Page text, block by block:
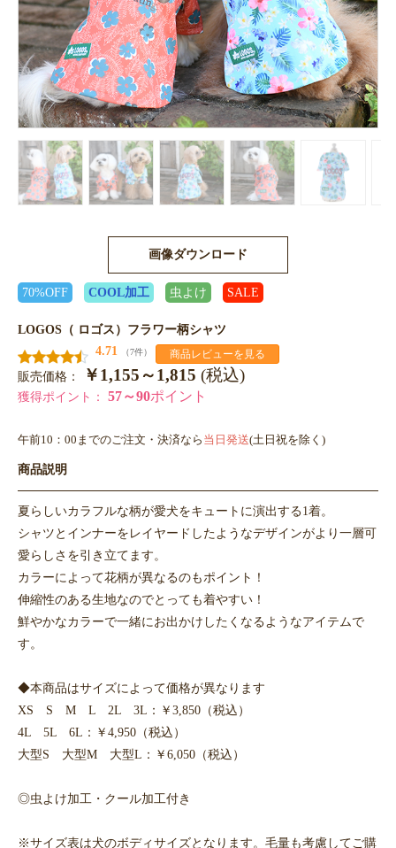
画像ダウンロード
70%OFF COOL加工 虫よけ SALE
LOGOS（ ロゴス）フラワー柄シャツ
4.71
（7件） 商品レビューを見る
販売価格： ￥1,155～1,815 (税込)
獲得ポイント： 57～90ポイント
午前10：00までのご注文・決済なら 当日発送(土日祝を除く)
商品説明
夏らしいカラフルな柄が愛犬をキュートに演出する1着。
シャツとインナーをレイヤードしたようなデザインがより一層可
愛らしさを引き立てます。
カラーによって花柄が異なるのもポイント！
伸縮性のある生地なのでとっても着やすい！
鮮やかなカラーで一緒にお出かけしたくなるようなアイテムで
す。
◆本商品はサイズによって価格が異なります
XS S M L 2L 3L：￥3,850（税込）
4L 5L 6L：￥4,950（税込）
大型S 大型M 大型L：￥6,050（税込）
◎虫よけ加工・クール加工付き
※サイズ表は犬のボディサイズとなります。毛量も考慮してご購